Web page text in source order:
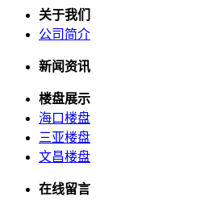
关于我们
公司简介
新闻资讯
楼盘展示
海口楼盘
三亚楼盘
文昌楼盘
在线留言